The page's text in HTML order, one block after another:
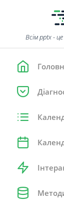
Всім pptx -